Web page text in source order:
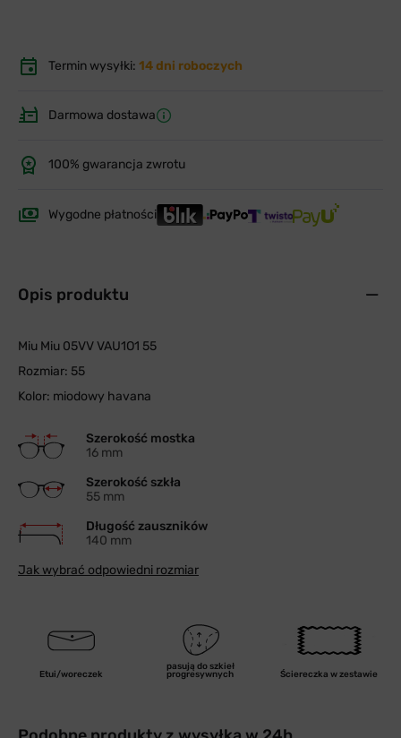
Termin wysyłki: 14 dni roboczych
Darmowa dostawa
100% gwarancja zwrotu
Wygodne płatności
Opis produktu
Miu Miu 05VV VAU1O1 55
Rozmiar: 55
Kolor: miodowy havana
Szerokość mostka
16 mm
Szerokość szkła
55 mm
Długość zauszników
140 mm
Jak wybrać odpowiedni rozmiar
Etui/woreczek
pasują do szkieł
progresywnych Ściereczka w zestawie